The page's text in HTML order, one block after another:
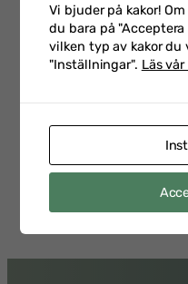
med Emelie
Head of
Support på
Vi bjuder på kakor!
du bara på
vilken typ av kakor
"Inställningar". Läs